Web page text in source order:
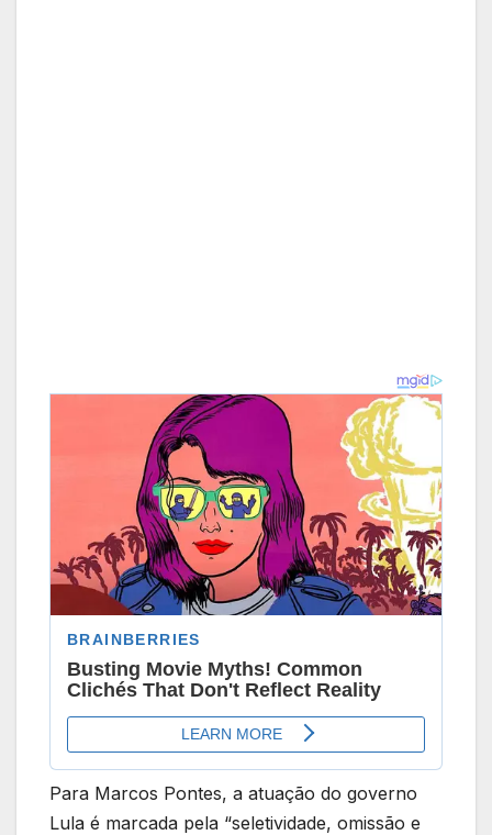
Para Marcos Pontes, a atuação do governo
Lula é marcada pela “seletividade, omissão e